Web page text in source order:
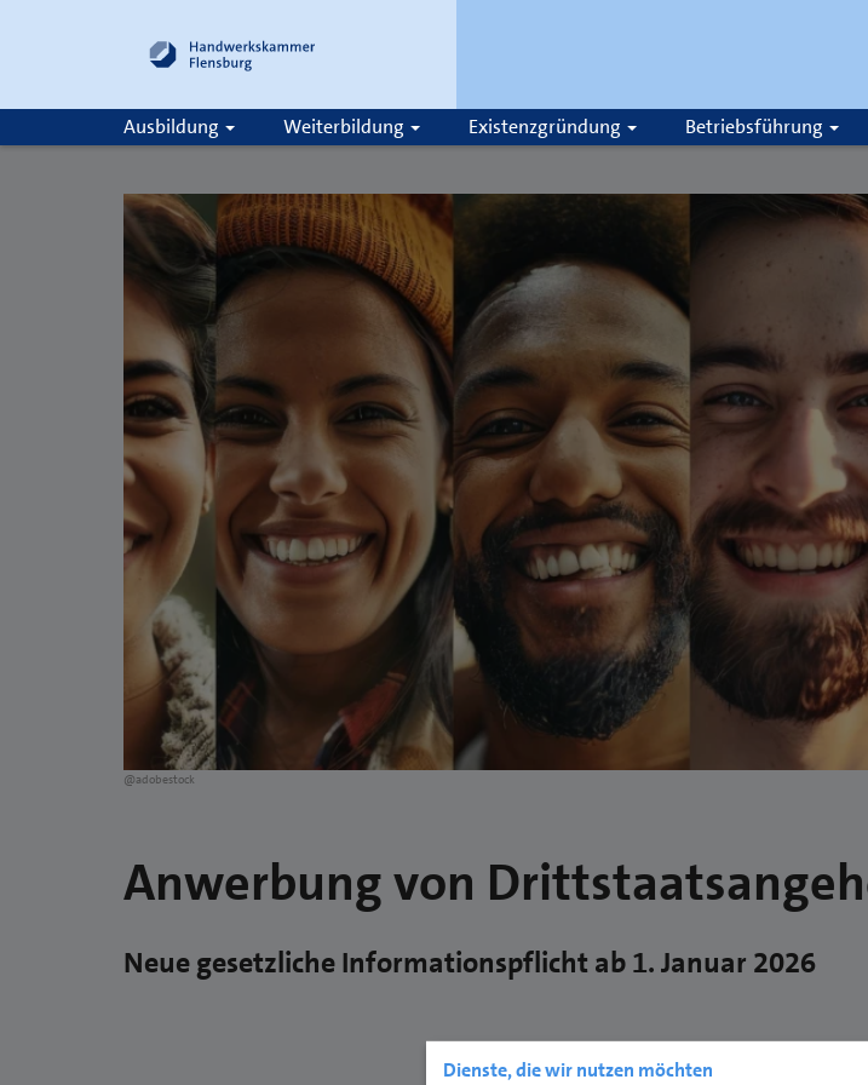
Ausbildung Weiterbildung Existenzgründung Betriebsführung
Suche
@adobestock
Anwerbung von
Neue gesetzliche Informationspflicht ab 1. Januar 2026
Dienste, die wir nutzen möchten